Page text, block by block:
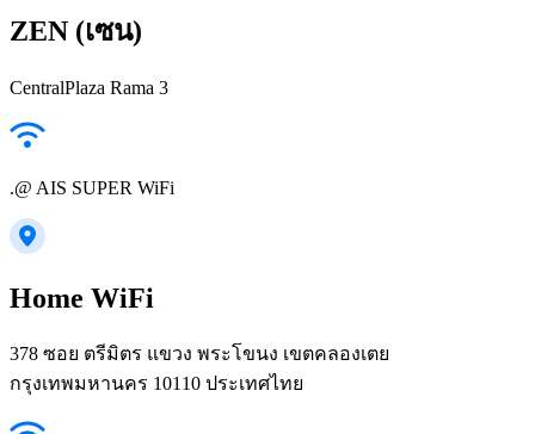
ZEN (เซน)
CentralPlaza Rama 3
.@ AIS SUPER WiFi
Home WiFi
378 ซอย ตรีมิตร แขวง พระโขนง เขตคลองเตย
กรุงเทพมหานคร 10110 ประเทศไทย